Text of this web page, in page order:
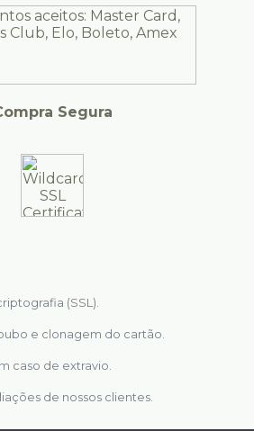
Segura
(SSL).
e clonagem do cartão.
caso de extravio.
de nossos clientes.